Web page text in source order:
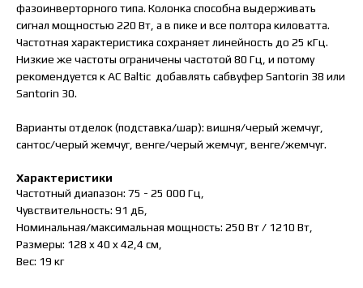
фазоинверторного типа. Колонка способна выдерживать
сигнал мощностью 220 Вт, а в пике и все полтора киловатта.
Частотная характеристика сохраняет линейность до 25 кГц.
Низкие же частоты ограничены частотой 80 Гц, и потому
рекомендуется к АС Baltic добавлять сабвуфер Santorin 38 или
Santorin 30.
Варианты отделок (подставка/шар): вишня/черый жемчуг,
сантос/черый жемчуг, венге/черый жемчуг, венге/жемчуг.
Характеристики
Частотный диапазон: 75 - 25 000 Гц,
Чувствительность: 91 дБ,
Номинальная/максимальная мощность: 250 Вт / 1210 Вт,
Размеры: 128 x 40 x 42,4 см,
Вес: 19 кг